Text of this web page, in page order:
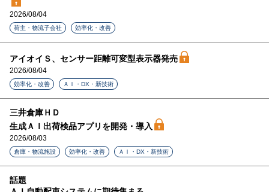
2026/08/04
荷主・物流子会社 効率化・改善
アイオイＳ、センサー距離可変型表示器発売
2026/08/04
効率化・改善 ＡＩ・DX・新技術
三井倉庫ＨＤ
生成ＡＩ出荷検品アプリを開発・導入
2026/08/03
倉庫・物流施設 効率化・改善 ＡＩ・DX・新技術
話題